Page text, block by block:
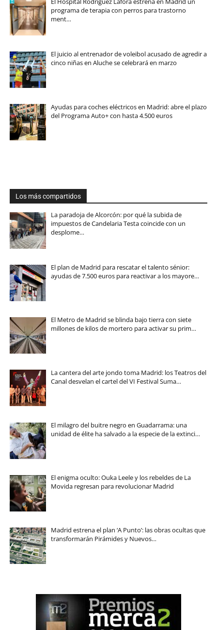
programa de terapia con perros para trastorno
ment…
El juicio al entrenador de voleibol acusado de agredir a
cinco niñas en Aluche se celebrará en marzo
Ayudas para coches eléctricos en Madrid: abre el plazo
del Programa Auto+ con hasta 4.500 euros
Los más compartidos
La paradoja de Alcorcón: por qué la subida de
impuestos de Candelaria Testa coincide con un
desplome…
El plan de Madrid para rescatar el talento sénior:
ayudas de 7.500 euros para reactivar a los mayore…
El Metro de Madrid se blinda bajo tierra con siete
millones de kilos de mortero para activar su prim…
La cantera del arte jondo toma Madrid: los Teatros del
Canal desvelan el cartel del VI Festival Suma…
El milagro del buitre negro en Guadarrama: una
unidad de élite ha salvado a la especie de la extinci…
El enigma oculto: Ouka Leele y los rebeldes de La
Movida regresan para revolucionar Madrid
Madrid estrena el plan ‘A Punto’: las obras ocultas que
transformarán Pirámides y Nuevos…